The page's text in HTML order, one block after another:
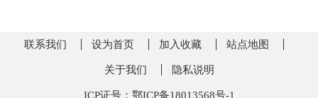
联系我们 设为首页 加入收藏 站点地图
关于我们 隐私说明
ICP证号：鄂ICP备18013568号-1